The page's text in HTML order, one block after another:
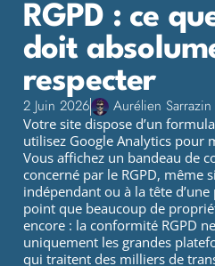
RGPD : ce
doit
respecter
2 Juin 2026 Aurélien Sarrazin
Votre site dispose d’un
utilisez Google Analytics pour
Vous affichez un bandeau de
concerné par le RGPD, même
indépendant ou à la tête d’une
point que beaucoup de
encore : la conformité RGPD
uniquement les grandes
qui traitent des milliers de